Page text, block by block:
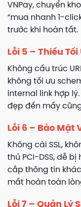
VNPay, chuyển
“mua nhanh 1-
trước khi hoàn tất.
Lỗi 5 – Thiếu Tối
Không cấu trúc
không tối ưu
internal link hợp
đẹp đến mấy
Lỗi 6 – Bảo Mật
Không cài SSL,
thủ PCI-DSS, dễ
cắp thông tin
mất hoàn toàn
Lỗi 7 – Quản Lý